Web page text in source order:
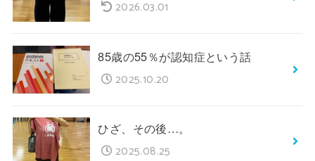
2026.03.01
85歳の55％が認知症という話
2025.10.20
ひざ、その後…。
2025.08.25